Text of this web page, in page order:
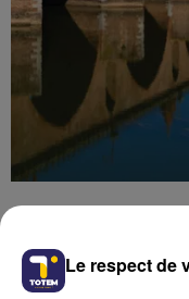
Le respect de